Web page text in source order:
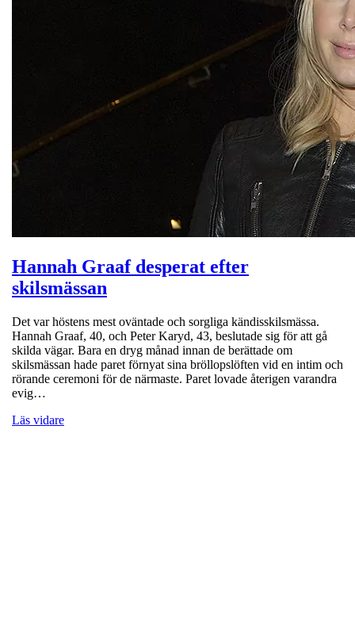
Hannah Graaf desperat efter
skilsmässan
Det var höstens mest oväntade och sorgliga kändisskilsmässa.
Hannah Graaf, 40, och Peter Karyd, 43, beslutade sig för att gå
skilda vägar. Bara en dryg månad innan de berättade om
skilsmässan hade paret förnyat sina bröllopslöften vid en intim och
rörande ceremoni för de närmaste. Paret lovade återigen varandra
evig…
Läs vidare